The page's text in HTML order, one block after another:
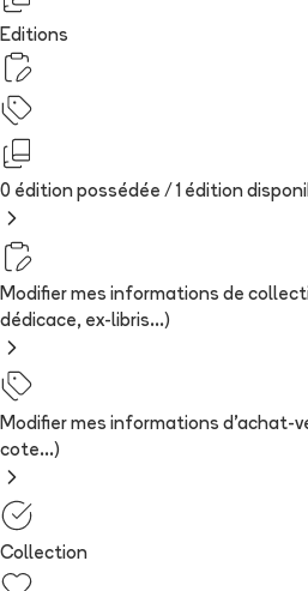
Editions
0 édition possédée / 1 édition
Modifier mes informations de
dédicace, ex-libris...)
Modifier mes informations d'achat-
cote...)
Collection